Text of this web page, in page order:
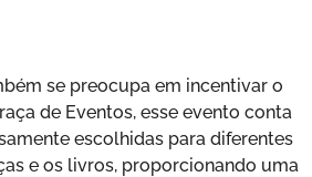
se preocupa em incentivar o
de Eventos, esse evento conta
escolhidas para diferentes
e os livros, proporcionando uma